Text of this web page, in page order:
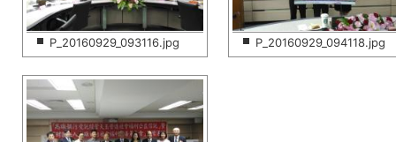
P_20160929_093116.jpg P_20160929_094118.jpg